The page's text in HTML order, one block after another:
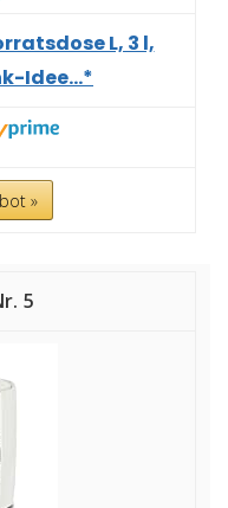
L, 3 l,
Idee...*
»
5